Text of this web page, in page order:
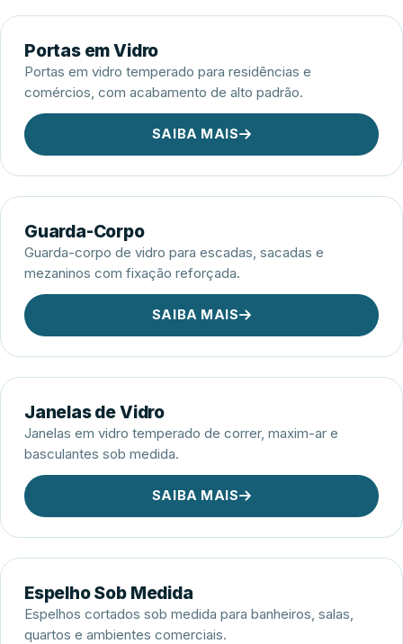
Portas em Vidro
Portas em vidro temperado para residências e
comércios, com acabamento de alto padrão.
SAIBA MAIS
Guarda-Corpo
Guarda-corpo de vidro para escadas, sacadas e
mezaninos com fixação reforçada.
SAIBA MAIS
Janelas de Vidro
Janelas em vidro temperado de correr, maxim-ar e
basculantes sob medida.
SAIBA MAIS
Espelho Sob Medida
Espelhos cortados sob medida para banheiros, salas,
quartos e ambientes comerciais.